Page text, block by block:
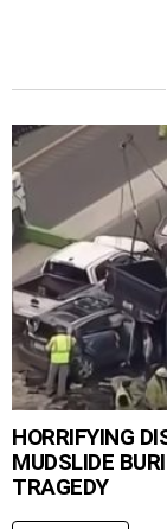
HORRIFYING
MUDSLIDE
TRAGEDY